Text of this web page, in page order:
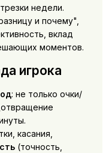
недели.
и почему",
вклад
моментов.
игрока
: не только очки/
касания,
(точность,